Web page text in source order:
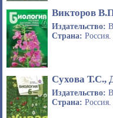
Викторов
Издательство:
Страна: Россия.
Сухова Т.С.,
Издательство:
Страна: Россия.